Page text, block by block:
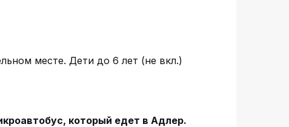
месте. Дети до 6 лет (не вкл.)
который едет в Адлер.